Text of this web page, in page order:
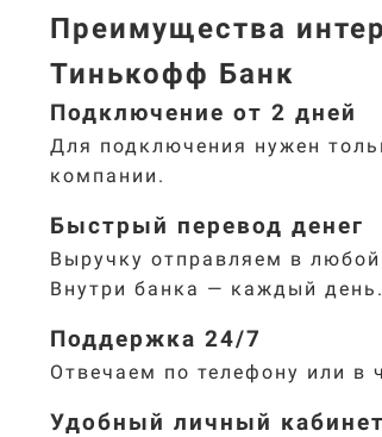
Преимущества
Тинькофф Банк
Подключение от 2 дней
Для подключения нужен
компании.
Быстрый перевод денег
Выручку отправляем в
Внутри банка — каждый день.
Поддержка 24/7
Отвечаем по телефону или в
Удобный личный кабинет